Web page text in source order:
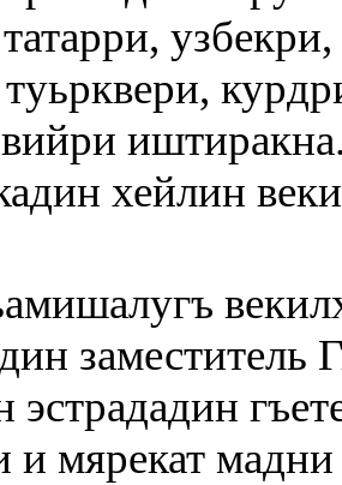
хейлин
заместитель
эстрададин
и мярекат